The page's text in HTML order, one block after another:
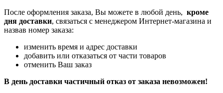
После оформления заказа, Вы можете в любой день, кроме
дня доставки, связаться с менеджером Интернет-магазина и
назвав номер заказа:
изменить время и адрес доставки
добавить или отказаться от части товаров
отменить Ваш заказ
В день доставки частичный отказ от заказа невозможен!